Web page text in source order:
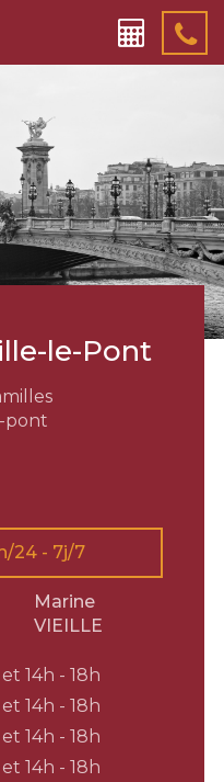
le-Pont
pont
24 - 7j/7
Marine
VIEILLE
14h - 18h
14h - 18h
14h - 18h
14h - 18h